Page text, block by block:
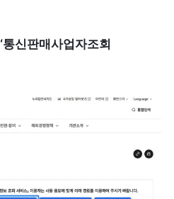
‘통신판매사업자조회